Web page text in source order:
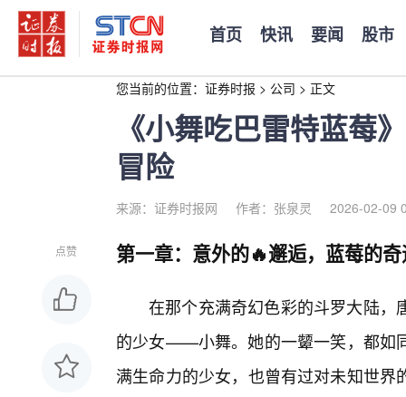
首页 快讯 要闻 股市
您当前的位置： 证券时报 > 公司 > 正文
《小舞吃巴雷特蓝莓
冒险
来源：证券时报网 作者：张泉灵 2026-02-09
点赞 第一章：意外的🔥邂逅，蓝莓的
在那个充满奇幻色彩的斗罗大陆，
的少女——小舞。她的一颦一笑，都如
满生命力的少女，也曾有过对未知世